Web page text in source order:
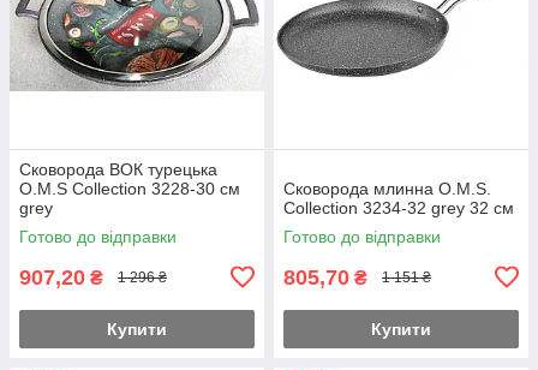
Сковорода ВОК турецька
O.M.S Collection 3228-30 см
grey
Готово до відправки
907,20 ₴ 1 296 ₴
Купити
Сковорода млинна O.M.S.
Collection 3234-32 grey 32 см
Готово до відправки
805,70 ₴ 1 151 ₴
Купити